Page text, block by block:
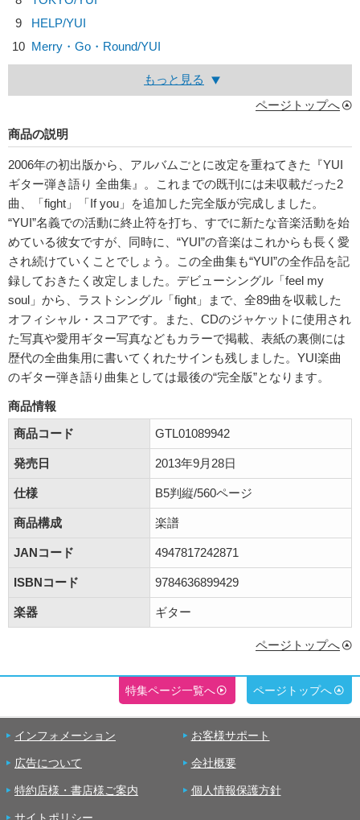
9
HELP/YUI
10 Merry・Go・Round/YUI
もっと見る
ページトップへ
商品の説明
2006年の初出版から、アルバムごとに改定を重ねてきた『YUI
ギター弾き語り 全曲集』。これまでの既刊には未収載だった2
曲、「fight」「If you」を追加した完全版が完成しました。
“YUI”名義での活動に終止符を打ち、すでに新たな音楽活動を始
めている彼女ですが、同時に、“YUI”の音楽はこれからも長く愛
され続けていくことでしょう。この全曲集も“YUI”の全作品を記
録しておきたく改定しました。デビューシングル「feel my
soul」から、ラストシングル「fight」まで、全89曲を収載した
オフィシャル・スコアです。また、CDのジャケットに使用され
た写真や愛用ギター写真などもカラーで掲載、表紙の裏側には
歴代の全曲集用に書いてくれたサインも残しました。YUI楽曲
のギター弾き語り曲集としては最後の“完全版”となります。
商品情報
商品コード
GTL01089942
発売日 2013年9月28日
仕様 B5判縦/560ページ
商品構成 楽譜
JANコード 4947817242871
ISBNコード 9784636899429
楽器 ギター
ページトップへ
特集ページ一覧へ ページトップへ
インフォメーション お客様サポート
広告について 会社概要
特約店様・書店様ご案内 個人情報保護方針